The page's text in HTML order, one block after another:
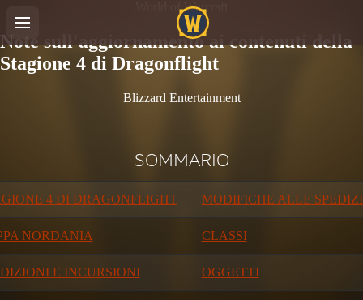
World of Warcraft
Note sull'aggiornamento ai contenuti della
Stagione 4 di Dragonflight
Blizzard Entertainment
SOMMARIO
4 DI DRAGONFLIGHT MODIFICHE ALLE
NORDANIA CLASSI
E INCURSIONI OGGETTI